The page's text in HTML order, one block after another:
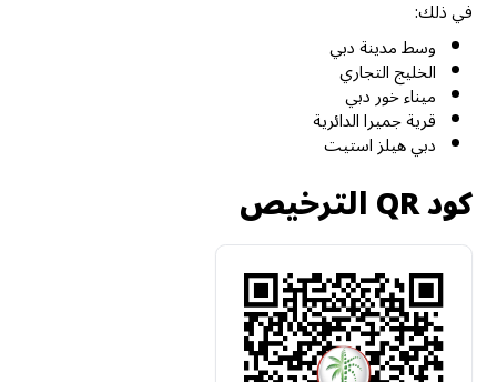
في ذلك:
وسط مدينة دبي
الخليج التجاري
ميناء خور دبي
قرية جميرا الدائرية
دبي هيلز استيت
كود QR الترخيص